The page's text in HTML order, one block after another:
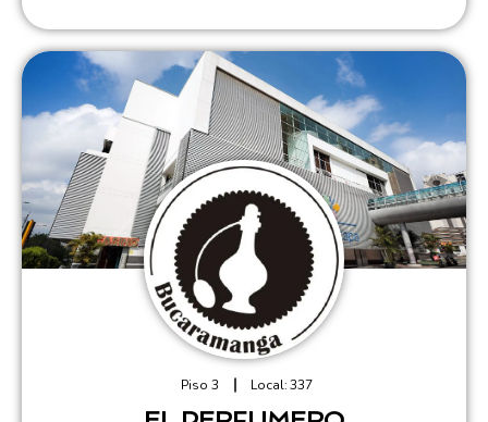
Piso 3 Local: 337